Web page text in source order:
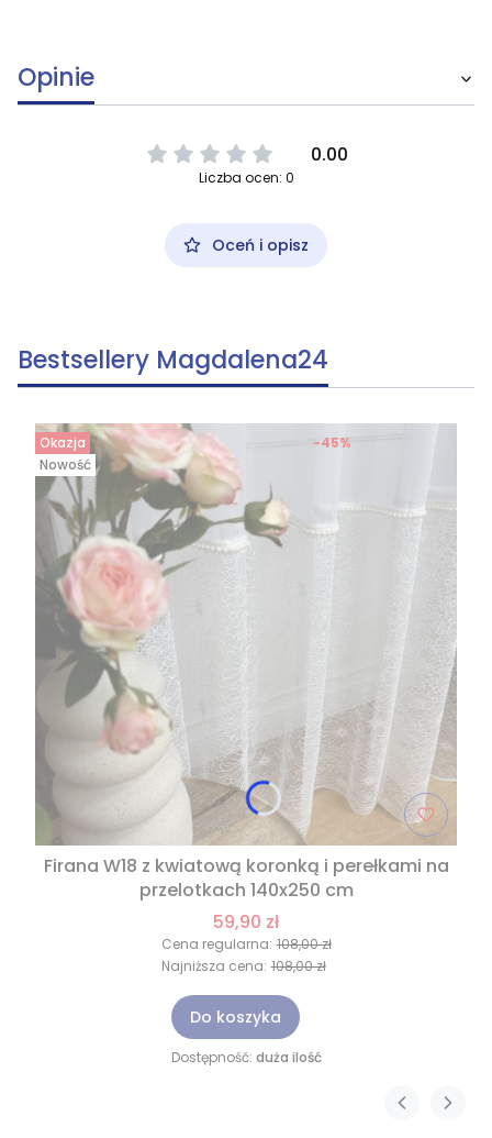
Opinie
0.00
Liczba ocen: 0
Oceń i opisz
Bestsellery Magdalena24
Okazja
Nowość
Firana W18 z kwiatową koronką i perełkami na
przelotkach 140x250 cm
59,90 zł
Cena regularna: 108,00 zł
-45%
Najniższa cena: 108,00 zł
Do koszyka
Dostępność: duża ilość